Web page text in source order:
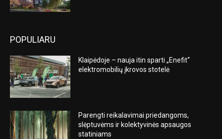
POPULIARU
Klaipėdoje – nauja itin sparti „Enefit“
elektromobilių įkrovos stotelė
Parengti reikalavimai priedangoms,
slėptuvėms ir kolektyvinės apsaugos
statiniams